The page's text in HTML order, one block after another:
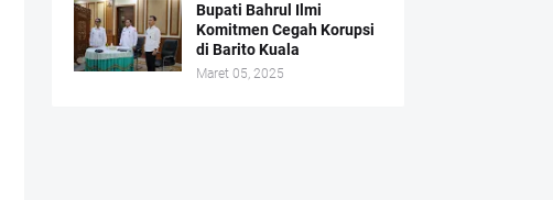
Bupati Bahrul Ilmi
Komitmen Cegah Korupsi
di Barito Kuala
Maret 05, 2025